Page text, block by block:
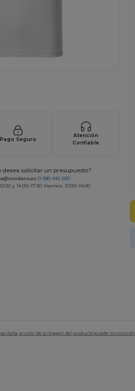
Pago Seguro
Atención
Confiable
desea solicitar un presupuesto?
O 930 410 200
y 14:00–17:30 Viernes: 10:00–14:00
el color de la imagen del producto puede no